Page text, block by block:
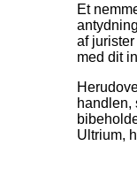
Et
af
med dit
handlen,
Ultrium,